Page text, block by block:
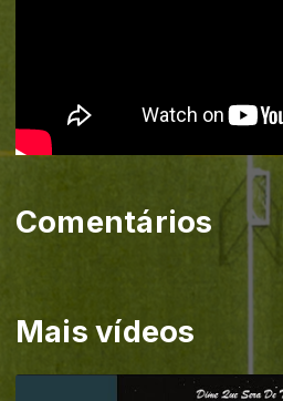
Mais vídeos
Comentários